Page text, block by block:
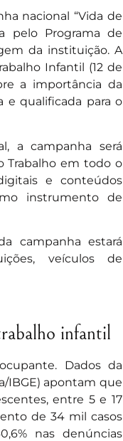
nacional “Vida de
pelo Programa de
da instituição. A
Infantil (12 de
a importância da
e qualificada para o
a campanha será
Trabalho em todo o
e conteúdos
instrumento de
campanha estará
veículos de
infantil
Dados da
IBGE) apontam que
entre 5 e 17
de 34 mil casos
nas denúncias